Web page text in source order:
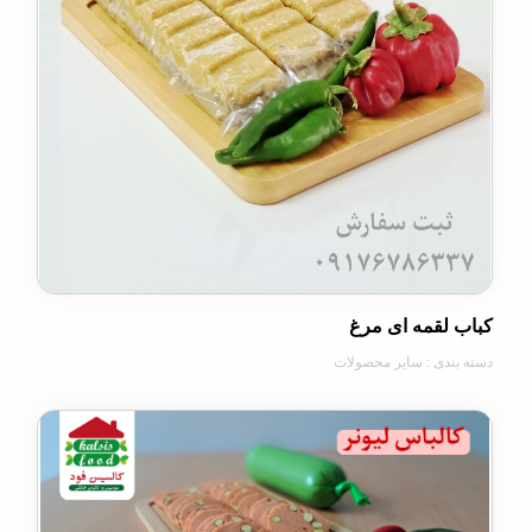
ای مرغ
: سایر محصولات